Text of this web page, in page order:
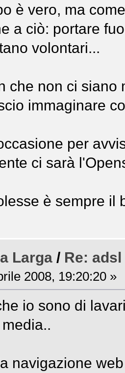
è vero, ma
a ciò: portare
volontari...
che non ci siano
immaginare
per
ci sarà
è sempre il
Larga / Re:
2008, 19:20:20 »
io sono di
navigazione